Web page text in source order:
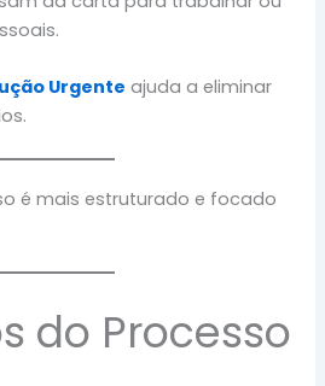
Urgente ajuda a eliminar
é mais estruturado e focado
do Processo